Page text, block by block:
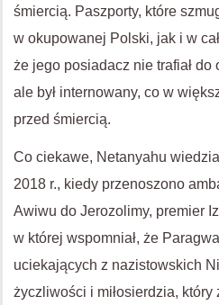
śmiercią. Paszporty, które
w okupowanej Polski, jak i w
że jego posiadacz nie trafiał
ale był internowany, co w
przed śmiercią.
Co ciekawe, Netanyahu
2018 r., kiedy przenoszono
Awiwu do Jerozolimy, premier
w której wspomniał, że
uciekających z nazistowskich
życzliwości i miłosierdzia,